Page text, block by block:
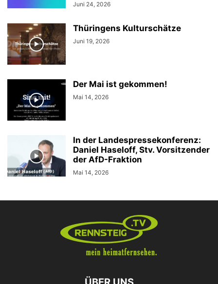
Juni 24, 2026
Thüringens Kulturschätze
Juni 19, 2026
Der Mai ist gekommen!
Mai 14, 2026
In der Landespressekonferenz:
Daniel Haseloff, Stv. Vorsitzender
der AfD-Fraktion
Mai 14, 2026